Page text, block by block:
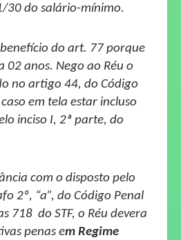
30 do salário-mínimo.
do art. 77 porque
02 anos. Nego ao Réu o
no artigo 44, do Código
em tela estar incluso
inciso I, 2ª parte, do
com o disposto pelo
2º, “a”, do Código Penal
718 do STF, o Réu devera
penas em Regime